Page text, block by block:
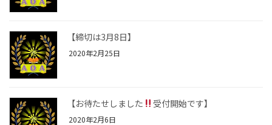
【締切は3月8日】
2020年2月25日
【お待たせしました 受付開始です】
2020年2月6日